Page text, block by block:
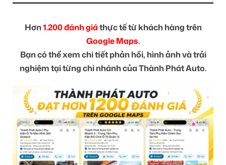
Hơn1.200 đánh giáthực tế từ khách hàng trên
Google Maps.
Bạn có thể xem chi tiết phản hồi, hình ảnh và trải
nghiệm tại từng chi nhánh của Thành Phát Auto.